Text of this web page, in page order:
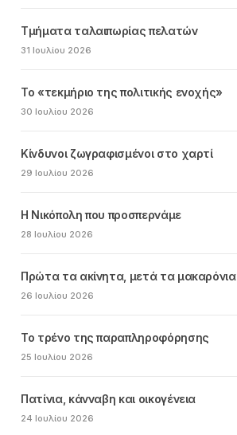
Τμήματα ταλαιπωρίας πελατών
31 Ιουλίου 2026
Το «τεκμήριο της πολιτικής ενοχής»
30 Ιουλίου 2026
Κίνδυνοι ζωγραφισμένοι στο χαρτί
29 Ιουλίου 2026
Η Νικόπολη που προσπερνάμε
28 Ιουλίου 2026
Πρώτα τα ακίνητα, μετά τα μακαρόνια
26 Ιουλίου 2026
Το τρένο της παραπληροφόρησης
25 Ιουλίου 2026
Πατίνια, κάνναβη και οικογένεια
24 Ιουλίου 2026